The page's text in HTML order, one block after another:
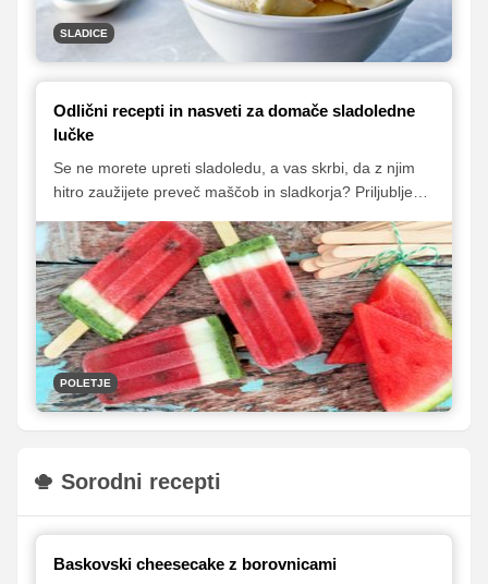
manj kot 5 minut!
SLADICE
Odlični recepti in nasveti za domače sladoledne
lučke
Se ne morete upreti sladoledu, a vas skrbi, da z njim
hitro zaužijete preveč maščob in sladkorja? Priljubljeno
vesti, če si sladoledne lučke pripravite kar sami iz
svežega sadja. Priprava je razmeroma preprosta in
hitra, najzahtevnejši del je zgolj čakanje, da se lučke
strdijo v zamrzovalniku.
POLETJE
Sorodni recepti
Baskovski cheesecake z borovnicami